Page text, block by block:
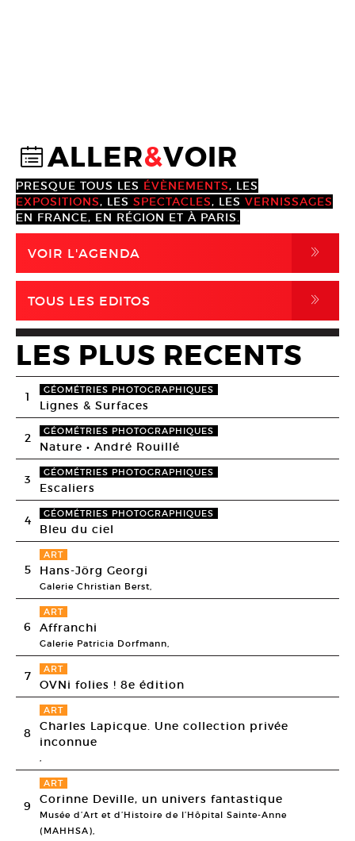
@ALLER&VOIR
PRESQUE TOUS LES ÉVÈNEMENTS, LES
EXPOSITIONS, LES SPECTACLES, LES VERNISSAGES
EN FRANCE, EN RÉGION ET À PARIS.
VOIR L'AGENDA ,
TOUS LES EDITOS ,
LES PLUS RECENTS
1 GÉOMÉTRIES PHOTOGRAPHIQUES
Lignes & Surfaces
2 GÉOMÉTRIES PHOTOGRAPHIQUES
Nature • André Rouillé
3 GÉOMÉTRIES PHOTOGRAPHIQUES
Escaliers
4 GÉOMÉTRIES PHOTOGRAPHIQUES
Bleu du ciel
5
ART
Hans-Jörg Georgi
Galerie Christian Berst,
6
ART
Affranchi
Galerie Patricia Dorfmann,
7 ART
OVNi folies ! 8e édition
8
ART
Charles Lapicque. Une collection privée
inconnue
,
9
ART
Corinne Deville, un univers fantastique
Musée d’Art et d’Histoire de l’Hôpital Sainte-Anne
(MAHHSA),